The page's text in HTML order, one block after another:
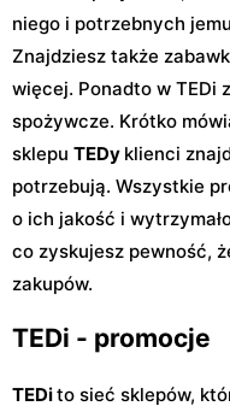
niego i potrzebnych
Znajdziesz także
więcej. Ponadto w TEDi
spożywcze. Krótko
sklepu TEDy klienci
potrzebują. Wszystkie
o ich jakość i
co zyskujesz pewność,
zakupów.
TEDi - promocje
TEDito sieć sklepów,